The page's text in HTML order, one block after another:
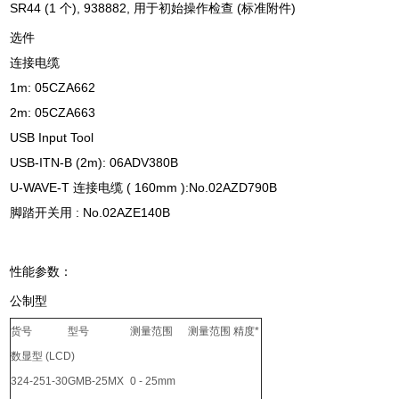
SR44 (1 个), 938882, 用于初始操作检查 (标准附件)
选件
连接电缆
1m: 05CZA662
2m: 05CZA663
USB Input Tool
USB-ITN-B (2m): 06ADV380B
U-WAVE-T 连接电缆 ( 160mm ):No.02AZD790B
脚踏开关用 : No.02AZE140B
性能参数：
公制型
货号 型号 测量范围 测量范围精度*
数显型 (LCD)
324-251-30GMB-25MX 0 - 25mm